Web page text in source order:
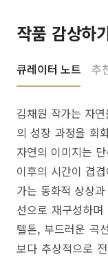
작품 감상하
큐레이터 노트 추
김채원 작가는 자
의 성장 과정을 회
자연의 이미지는
이후의 시간이 겹
가는 동화적 상상
선으로 재구성하
텔톤, 부드러운 곡
보다 추상적으로